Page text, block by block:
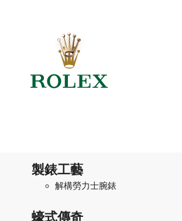
製錶工藝
解構勞力士腕錶
蠔式傳奇